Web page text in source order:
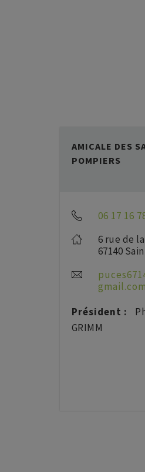
AMICALE DES
POMPIERS
06 17 16
6 rue de
67140
gmail.com
Président :
GRIMM